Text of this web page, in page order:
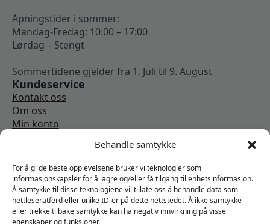
Behandle samtykke
For å gi de beste opplevelsene bruker vi teknologier som
informasjonskapsler for å lagre og/eller få tilgang til enhetsinformasjon.
Å samtykke til disse teknologiene vil tillate oss å behandle data som
nettleseratferd eller unike ID-er på dette nettstedet. Å ikke samtykke
eller trekke tilbake samtykke kan ha negativ innvirkning på visse
egenskaper og funksjoner.
Åpningstider i sommer:
Mandag-Fredag: 10:00 – 17:00
Lørdag – Stengt
Sommertidene gjelder fra 1. Juli til 9. August
Kundeservice
Kontakt oss
Om oss
Min konto
Vi er sosiale